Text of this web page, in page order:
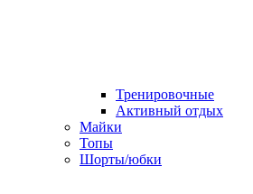
Тренировочные
Активный отдых
Майки
Топы
Шорты/юбки